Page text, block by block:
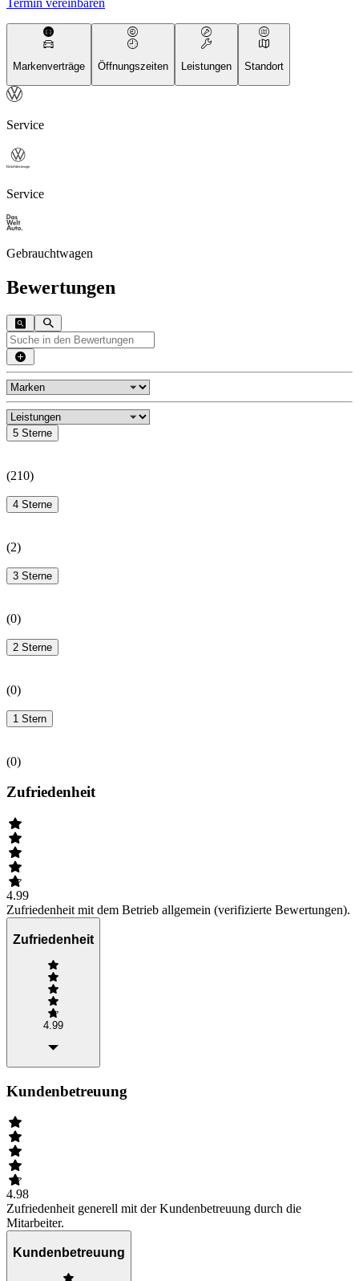
Termin vereinbaren
Markenverträge Öffnungszeiten Leistungen Standort
Service
Service
Gebrauchtwagen
Bewertungen
5 Sterne
(210)
4 Sterne
(2)
3 Sterne
(0)
2 Sterne
(0)
1 Stern
(0)
Zufriedenheit
4.99
Zufriedenheit mit dem Betrieb allgemein (verifizierte Bewertungen).
Zufriedenheit
4.99
Kundenbetreuung
4.98
Zufriedenheit generell mit der Kundenbetreuung durch die
Mitarbeiter.
Kundenbetreuung